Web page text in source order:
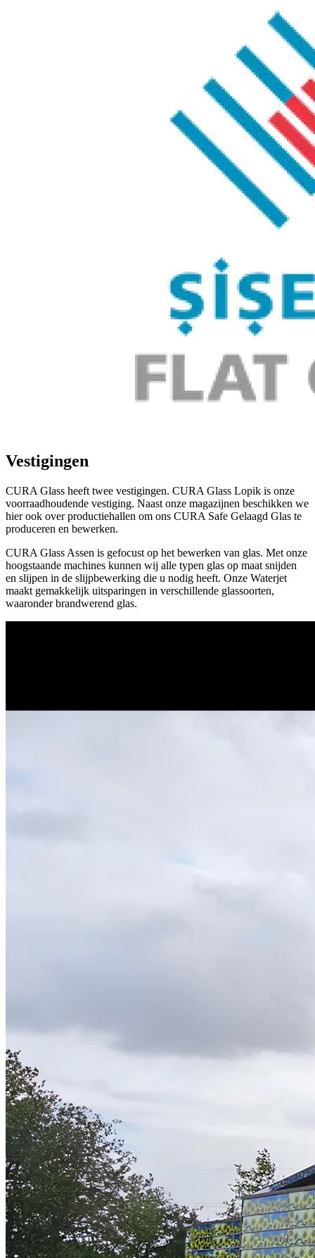
Vestigingen
CURA Glass heeft twee vestigingen. CURA Glass Lopik is onze
voorraadhoudende vestiging. Naast onze magazijnen beschikken we
hier ook over productiehallen om ons CURA Safe Gelaagd Glas te
produceren en bewerken.
CURA Glass Assen is gefocust op het bewerken van glas. Met onze
hoogstaande machines kunnen wij alle typen glas op maat snijden
en slijpen in de slijpbewerking die u nodig heeft. Onze Waterjet
maakt gemakkelijk uitsparingen in verschillende glassoorten,
waaronder brandwerend glas.